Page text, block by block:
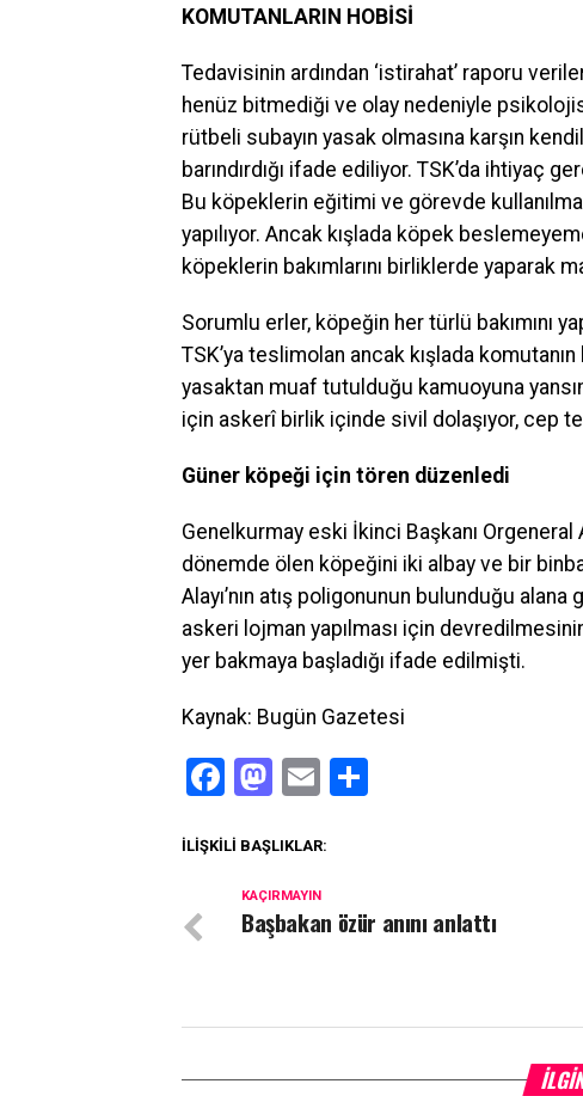
KOMUTANLARIN HOBİSİ
Tedavisinin ardından ‘istirahat’ raporu
henüz bitmediği ve olay nedeniyle
rütbeli subayın yasak olmasına karşın
barındırdığı ifade ediliyor. TSK’da ihtiyaç
Bu köpeklerin eğitimi ve görevde
yapılıyor. Ancak kışlada köpek
köpeklerin bakımlarını birliklerde yaparak
Sorumlu erler, köpeğin her türlü bakımını
TSK’ya teslimolan ancak kışlada
yasaktan muaf tutulduğu kamuoyuna
için askerî birlik içinde sivil dolaşıyor, cep
Güner köpeği için tören düzenledi
Genelkurmay eski İkinci Başkanı Orgeneral
dönemde ölen köpeğini iki albay ve bir
Alayı’nın atış poligonunun bulunduğu alana
askeri lojman yapılması için
yer bakmaya başladığı ifade edilmişti.
Kaynak: Bugün Gazetesi
Facebook
Mastodon
Email
İLIŞKILI BAŞLIKLAR:
KAÇIRMAYIN
Başbakan özür anını anlattı